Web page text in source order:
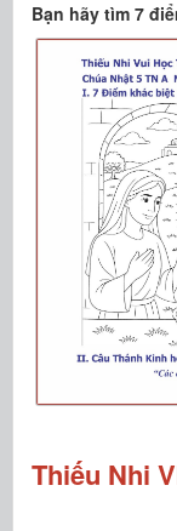
Bạn hãy tìm 7
Thiếu Nhi